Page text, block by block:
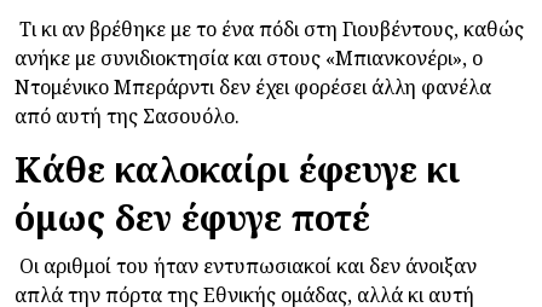
Τι κι αν βρέθηκε με το ένα πόδι στη Γιουβέντους, καθώς
ανήκε με συνιδιοκτησία και στους «Μπιανκονέρι», ο
Ντομένικο Μπεράρντι δεν έχει φορέσει άλλη φανέλα
από αυτή της Σασουόλο.
Κάθε καλοκαίρι έφευγε κι
όμως δεν έφυγε ποτέ
Οι αριθμοί του ήταν εντυπωσιακοί και δεν άνοιξαν
απλά την πόρτα της Εθνικής ομάδας, αλλά κι αυτή